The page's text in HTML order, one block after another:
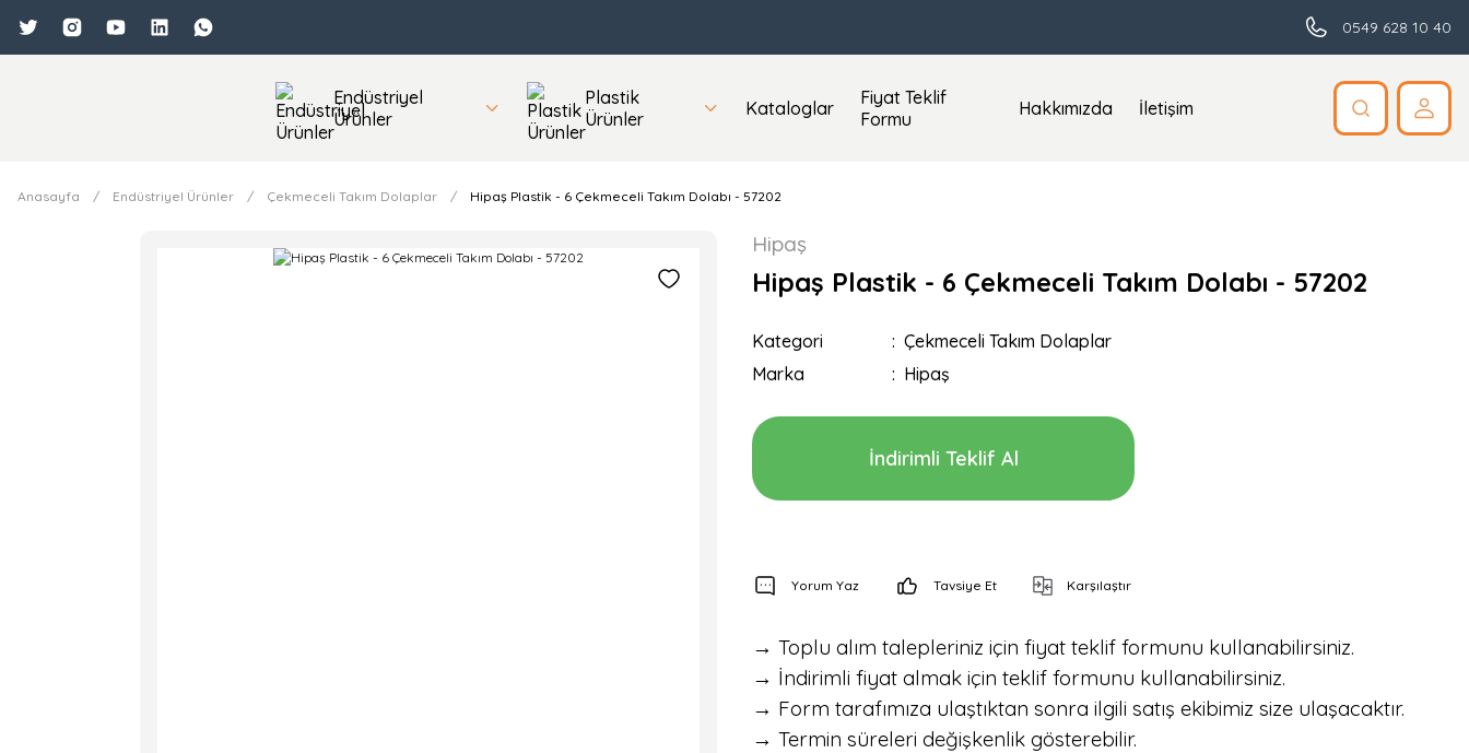
0549 628 10 40
Endüstriyel
Ürünler
Plastik
Ürünler
Kataloglar
Fiyat Teklif
Formu
Hakkımızda İletişim
Anasayfa Endüstriyel Ürünler Çekmeceli Takım Dolaplar Hipaş Plastik - 6 Çekmeceli Takım Dolabı - 57202
Hipaş
Hipaş Plastik - 6 Çekmeceli Takım Dolabı - 57202
Kategori
Çekmeceli Takım Dolaplar
Marka
Hipaş
İndirimli Teklif Al
Yorum Yaz Tavsiye Et Karşılaştır
→ Toplu alım talepleriniz için fiyat teklif formunu kullanabilirsiniz.
→ İndirimli fiyat almak için teklif formunu kullanabilirsiniz.
→ Form tarafımıza ulaştıktan sonra ilgili satış ekibimiz size ulaşacaktır.
→ Termin süreleri değişkenlik gösterebilir.